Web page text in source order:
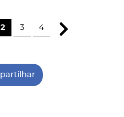
2 3 4
partilhar